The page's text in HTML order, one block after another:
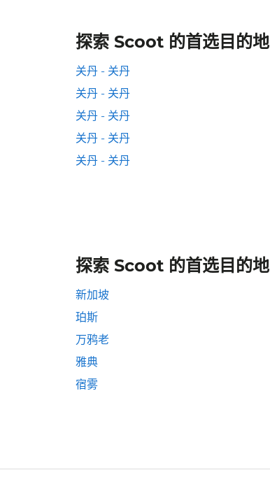
探索 Scoot 的首选目的地
关丹 - 关丹
关丹 - 关丹
关丹 - 关丹
关丹 - 关丹
关丹 - 关丹
探索 Scoot 的首选目的地
新加坡
珀斯
万鸦老
雅典
宿雾